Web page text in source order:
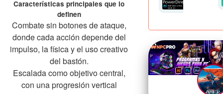
Características principales que lo
definen
Combate sin botones de ataque,
donde cada acción depende del
impulso, la física y el uso creativo
del bastón.
Escalada como objetivo central,
con una progresión vertical